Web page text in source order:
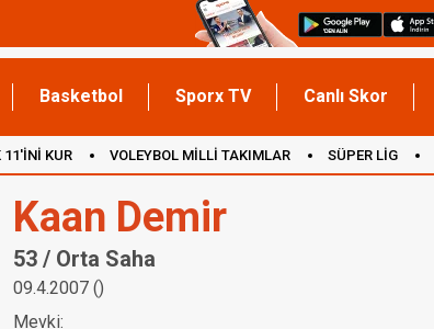
Basketbol Sporx TV Canlı Skor
11'İNİ KUR VOLEYBOL MİLLİ TAKIMLAR SÜPER LİG
Kaan Demir
53 / Orta Saha
09.4.2007 ()
Mevki: